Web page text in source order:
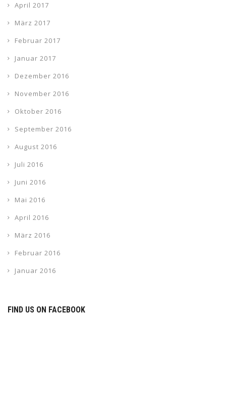
April 2017
März 2017
Februar 2017
Januar 2017
Dezember 2016
November 2016
Oktober 2016
September 2016
August 2016
Juli 2016
Juni 2016
Mai 2016
April 2016
März 2016
Februar 2016
Januar 2016
FIND US ON FACEBOOK